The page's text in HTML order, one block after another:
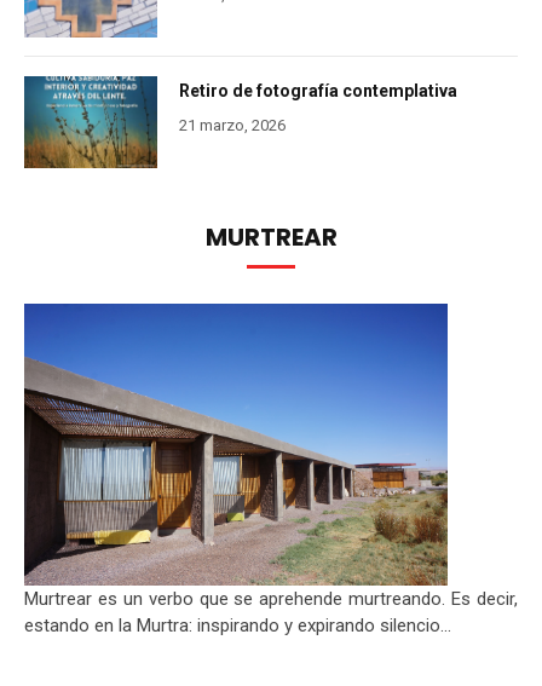
Retiro de fotografía contemplativa
21 marzo, 2026
MURTREAR
Murtrear es un verbo que se aprehende murtreando. Es decir,
estando en la Murtra: inspirando y expirando silencio...